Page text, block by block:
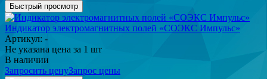
Быстрый просмотр
Индикатор электромагнитных полей «СОЭКС Импульс»
Артикул: -
Не указана цена за 1 шт
В наличии
Запросить ценуЗапрос цены